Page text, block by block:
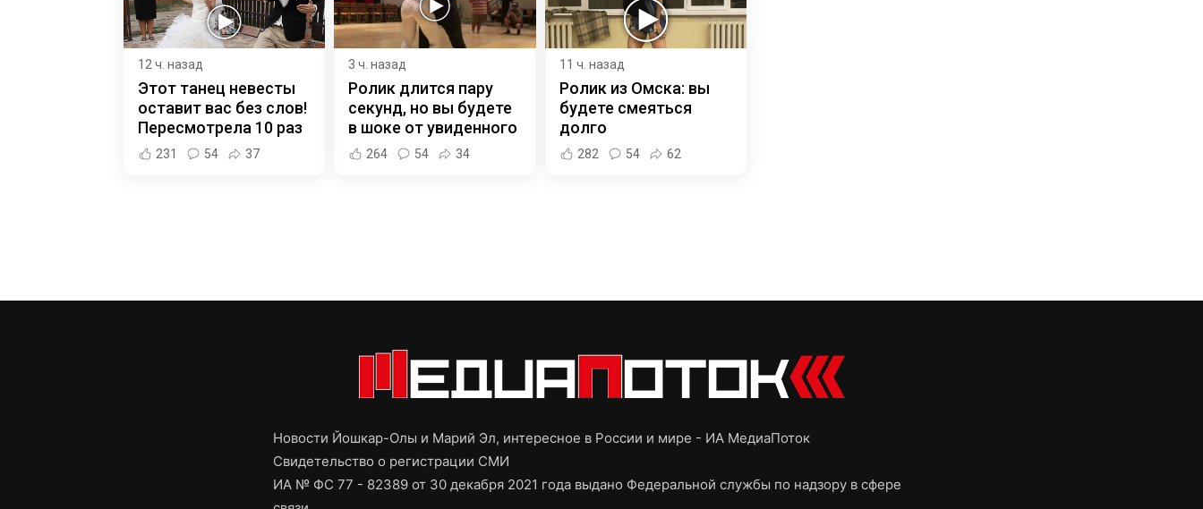
12 ч. назад
Этот танец невесты
оставит вас без слов!
Пересмотрела 10 раз
231 54 37
3 ч. назад
Ролик длится пару
секунд, но вы будете
в шоке от увиденного
264 54 34
11 ч. назад
Ролик из Омска: вы
будете смеяться
долго
282 54 62
Новости Йошкар-Олы и Марий Эл, интересное в России и мире - ИА МедиаПоток
Свидетельство о регистрации СМИ
ИА № ФС 77 - 82389 от 30 декабря 2021 года выдано Федеральной службы по надзору в сфере